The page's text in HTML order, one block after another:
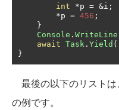
int
*p = &i ;
*p = 456 ;
}
Console . WriteLine
await Task . Yield
}
最後の以下のリスト
の例です。